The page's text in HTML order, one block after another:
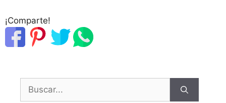
¡Comparte!
Buscar: